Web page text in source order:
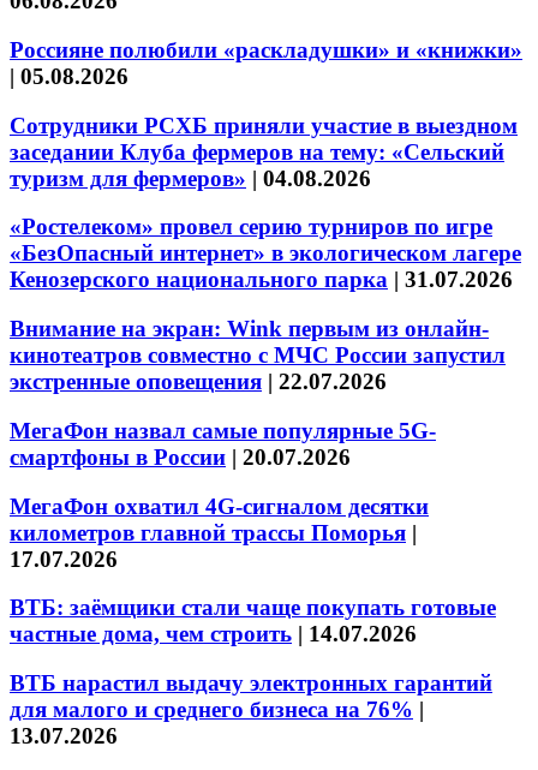
Россияне полюбили «раскладушки» и «книжки»
| 05.08.2026
Сотрудники РСХБ приняли участие в выездном
заседании Клуба фермеров на тему: «Сельский
туризм для фермеров» | 04.08.2026
«Ростелеком» провел серию турниров по игре
«БезОпасный интернет» в экологическом лагере
Кенозерского национального парка | 31.07.2026
Внимание на экран: Wink первым из онлайн-
кинотеатров совместно с МЧС России запустил
экстренные оповещения | 22.07.2026
МегаФон назвал самые популярные 5G-
смартфоны в России | 20.07.2026
МегаФон охватил 4G-сигналом десятки
километров главной трассы Поморья |
17.07.2026
ВТБ: заёмщики стали чаще покупать готовые
частные дома, чем строить | 14.07.2026
ВТБ нарастил выдачу электронных гарантий
для малого и среднего бизнеса на 76% |
13.07.2026